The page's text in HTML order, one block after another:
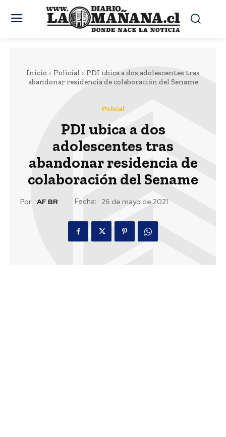
Inicio Policial
PDI ubica a dos adolescentes tras
abandonar residencia de colaboración del Sename
Policial
PDI ubica a dos
adolescentes tras
abandonar residencia de
colaboración del Sename
Por: AF BR Fecha: 26 de mayo de 2021